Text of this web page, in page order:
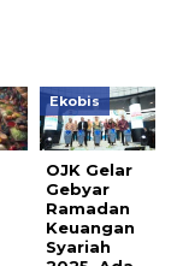
Ekobis
OJK Gelar
Gebyar
Ramadan
Keuangan
Syariah